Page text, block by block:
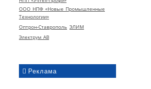
ООО НПФ «Новые Промышленные
Технологии»
Оптрон-Ставрополь ЭЛИМ
Электрум АВ
Реклама